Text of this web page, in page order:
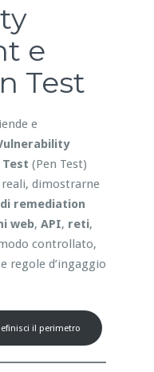
e
Test
e
(Pen Test)
dimostrarne
remediation
web, API, reti,
controllato,
e regole d’ingaggio
il perimetro